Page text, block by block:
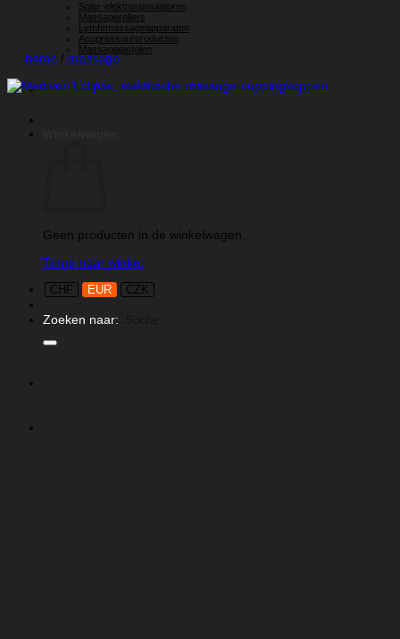
Spier-elektrostimulatoren
Massagerollers
Lymfemassageapparaten
Acupressuurproducten
Massagepistolen
Geen producten in de winkelwagen.
Terug naar winkel
CHF EUR CZK
Zoeken naar:
home / massage